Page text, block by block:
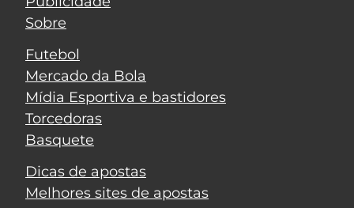
Sobre
Futebol
Mercado da Bola
Mídia Esportiva e bastidores
Torcedoras
Basquete
Dicas de apostas
Melhores sites de apostas